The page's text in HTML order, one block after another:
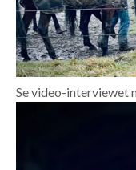
Se video-interviewet